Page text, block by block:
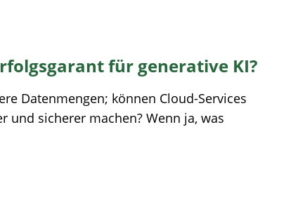
für generative KI?
Datenmengen; können Cloud-Services
und sicherer machen? Wenn ja, was